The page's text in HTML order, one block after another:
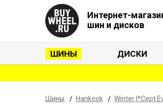
Интернет-
шин и дисков
ШИНЫ ДИСКИ
Шины Hankook Winter I*Cept